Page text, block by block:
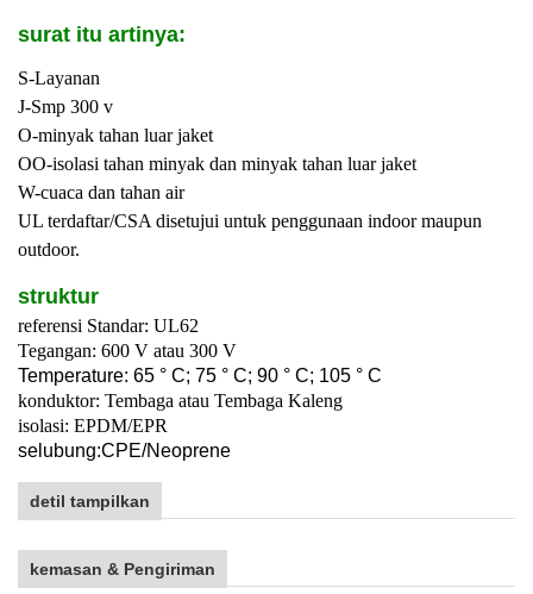
surat itu artinya:
S-Layanan
J-Smp 300 v
O-minyak tahan luar jaket
OO-isolasi tahan minyak dan minyak tahan luar jaket
W-cuaca dan tahan air
UL terdaftar/CSA disetujui untuk penggunaan indoor maupun
outdoor.
struktur
referensi Standar: UL62
Tegangan: 600 V atau 300 V
Temperature: 65 ° C; 75 ° C; 90 ° C; 105 ° C
konduktor: Tembaga atau Tembaga Kaleng
isolasi: EPDM/EPR
selubung:CPE/Neoprene
detil tampilkan
kemasan & Pengiriman